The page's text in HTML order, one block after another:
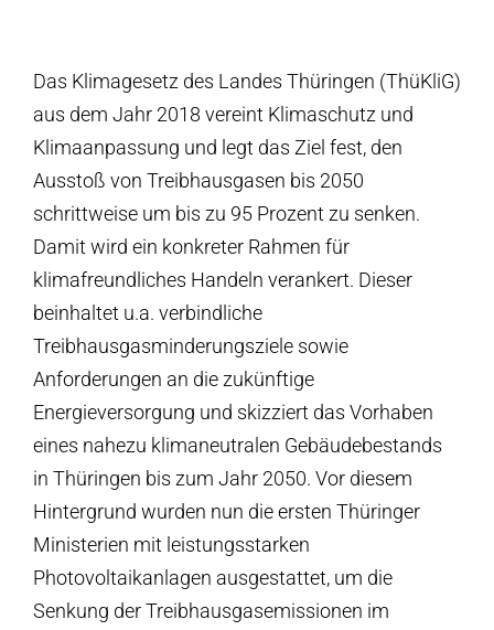
Das Klimagesetz des Landes Thüringen (ThüKliG)
aus dem Jahr 2018 vereint Klimaschutz und
Klimaanpassung und legt das Ziel fest, den
Ausstoß von Treibhausgasen bis 2050
schrittweise um bis zu 95 Prozent zu senken.
Damit wird ein konkreter Rahmen für
klimafreundliches Handeln verankert. Dieser
beinhaltet u.a. verbindliche
Treibhausgasminderungsziele sowie
Anforderungen an die zukünftige
Energieversorgung und skizziert das Vorhaben
eines nahezu klimaneutralen Gebäudebestands
in Thüringen bis zum Jahr 2050. Vor diesem
Hintergrund wurden nun die ersten Thüringer
Ministerien mit leistungsstarken
Photovoltaikanlagen ausgestattet, um die
Senkung der Treibhausgasemissionen im